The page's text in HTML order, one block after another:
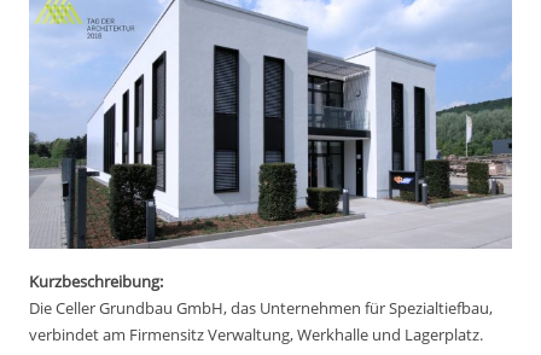
Kurzbeschreibung:
Die Celler Grundbau GmbH, das Unternehmen für Spezialtiefbau,
verbindet am Firmensitz Verwaltung, Werkhalle und Lagerplatz.